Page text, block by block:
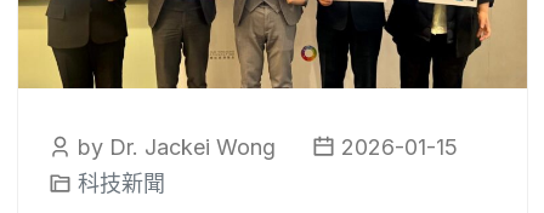
by Dr. Jackei Wong
2026-01-15
科技新聞